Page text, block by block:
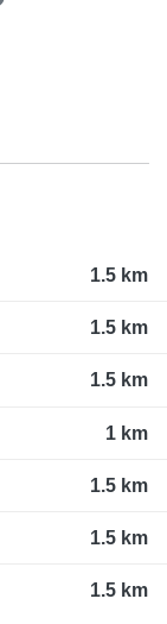
1.5 km
1.5 km
1.5 km
1 km
1.5 km
1.5 km
1.5 km